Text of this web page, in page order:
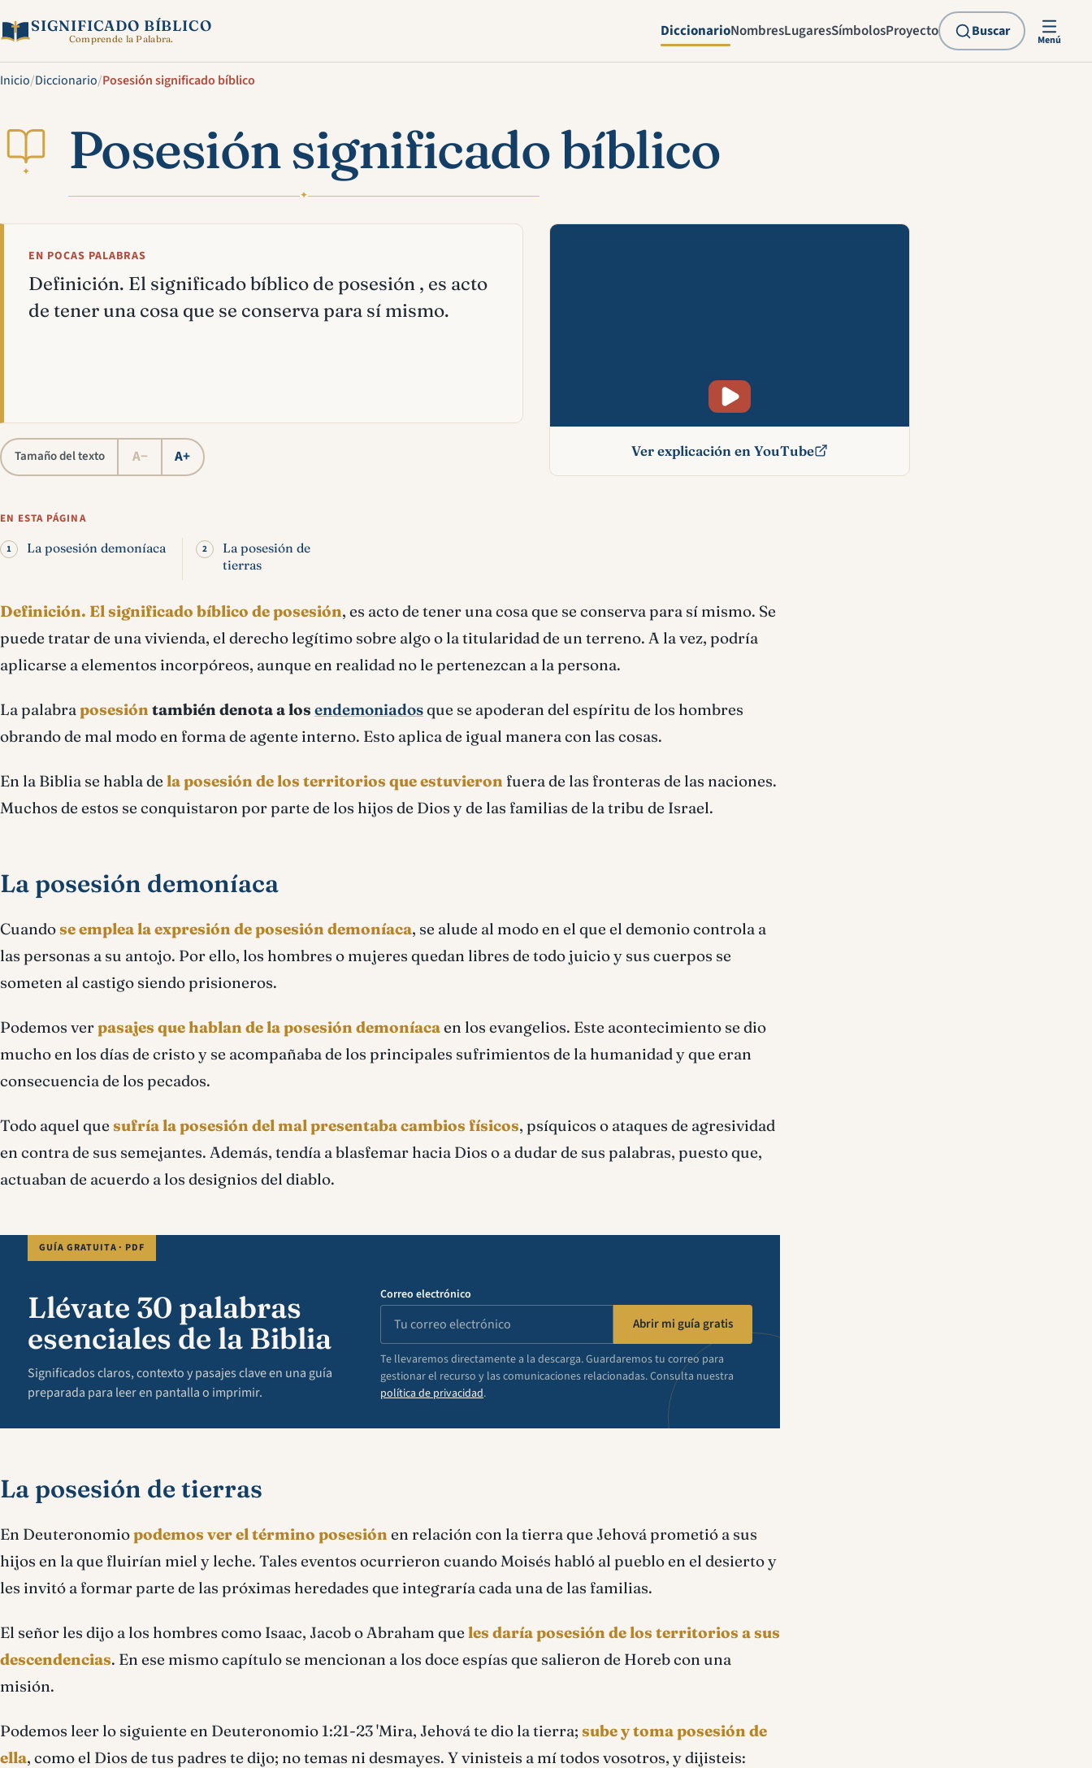
SIGNIFICADO BÍBLICO
Comprende la Palabra. DiccionarioNombresLugaresSímbolosProyecto Buscar
Menú
Inicio/Diccionario/Posesión significado bíblico
✦ Posesión significado bíblico
✦
EN POCAS PALABRAS
Definición. El significado bíblico de posesión , es acto
de tener una cosa que se conserva para sí mismo.
Tamaño del texto A− A+
Mira esta explicación en vídeo
Ver explicación en YouTube
EN ESTA PÁGINA
La posesión demoníaca
La posesión de
tierras
Definición. El significado bíblico de posesión, es acto de tener una cosa que se conserva para sí mismo. Se
puede tratar de una vivienda, el derecho legítimo sobre algo o la titularidad de un terreno. A la vez, podría
aplicarse a elementos incorpóreos, aunque en realidad no le pertenezcan a la persona.
La palabraposesión también denota a los endemoniadosque se apoderan del espíritu de los hombres
obrando de mal modo en forma de agente interno. Esto aplica de igual manera con las cosas.
En la Biblia se habla de la posesión de los territorios que estuvieron fuera de las fronteras de las naciones.
Muchos de estos se conquistaron por parte de los hijos de Dios y de las familias de la tribu de Israel.
La posesión demoníaca
Cuandose emplea la expresión de posesión demoníaca, se alude al modo en el que el demonio controla a
las personas a su antojo. Por ello, los hombres o mujeres quedan libres de todo juicio y sus cuerpos se
someten al castigo siendo prisioneros.
Podemos verpasajes que hablan de la posesión demoníacaen los evangelios. Este acontecimiento se dio
mucho en los días de cristo y se acompañaba de los principales sufrimientos de la humanidad y que eran
consecuencia de los pecados.
Todo aquel que sufría la posesión del mal presentaba cambios físicos, psíquicos o ataques de agresividad
en contra de sus semejantes. Además, tendía a blasfemar hacia Dios o a dudar de sus palabras, puesto que,
actuaban de acuerdo a los designios del diablo.
GUÍA GRATUITA · PDF
Llévate 30 palabras
esenciales de la Biblia
Significados claros, contexto y pasajes clave en una guía
preparada para leer en pantalla o imprimir.
Correo electrónico
Abrir mi guía gratis
Te llevaremos directamente a la descarga. Guardaremos tu correo para
gestionar el recurso y las comunicaciones relacionadas. Consulta nuestra
política de privacidad.
La posesión de tierras
En Deuteronomiopodemos ver el término posesión en relación con la tierra que Jehová prometió a sus
hijos en la que fluirían miel y leche. Tales eventos ocurrieron cuando Moisés habló al pueblo en el desierto y
les invitó a formar parte de las próximas heredades que integraría cada una de las familias.
El señor les dijo a los hombres como Isaac, Jacob o Abraham que les daría posesión de los territorios a sus
descendencias. En ese mismo capítulo se mencionan a los doce espías que salieron de Horeb con una
misión.
Podemos leer lo siguiente en Deuteronomio 1:21-23 'Mira, Jehová te dio la tierra; sube y toma posesión de
ella, como el Dios de tus padres te dijo; no temas ni desmayes. Y vinisteis a mí todos vosotros, y dijisteis: